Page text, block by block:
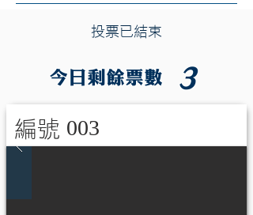
​投票已結束
​今日剩餘票數 3
編號 003